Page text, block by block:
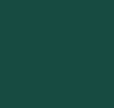
A Zola település